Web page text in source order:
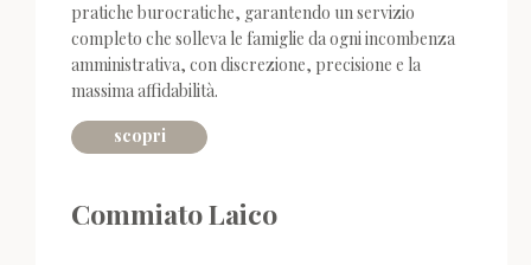
pratiche burocratiche, garantendo un servizio
completo che solleva le famiglie da ogni incombenza
amministrativa, con discrezione, precisione e la
massima affidabilità.
scopri
Commiato Laico